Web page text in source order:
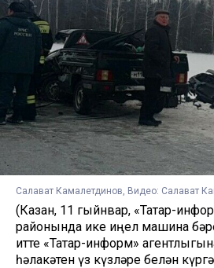
Салават Камалетдинов, Видео: Салават
(Казан, 11 гыйнвар, «Татар-
районында ике җиңел машина
итте «Татар-информ»
һәлакәтен үз күзләре белән